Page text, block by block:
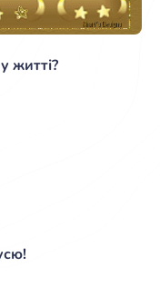
житті?